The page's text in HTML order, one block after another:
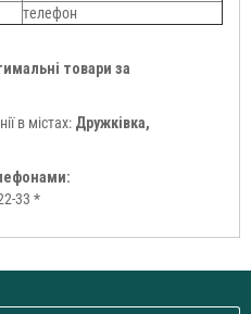
телефон
товари за
в містах: Дружківка,
33 *